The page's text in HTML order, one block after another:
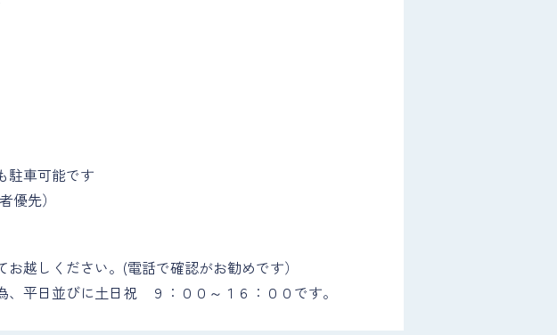
車可能です
先）
越しください。(電話で確認がお勧めです）
平日並びに土日祝 ９：００～１６：００です。